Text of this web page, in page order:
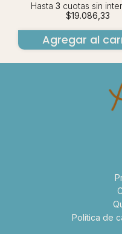
Hasta 3 cuotas sin
$19.086,33
Agregar al
Política de